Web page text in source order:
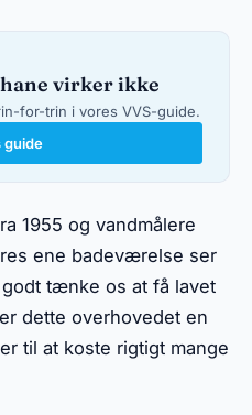
virker ikke
for-trin i vores VVS-guide.
guide
1955 og vandmålere
ene badeværelse ser
tænke os at få lavet
dette overhovedet en
til at koste rigtigt mange